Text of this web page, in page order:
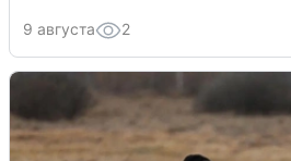
9 августа 2